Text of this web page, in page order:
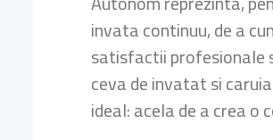
invata continuu, de a
satisfactii profesionale
ceva de invatat si
ideal: acela de a crea o